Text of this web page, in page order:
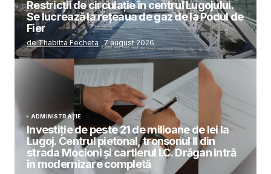
Restricții de circulație în centrul Lugojului.
Se lucrează la rețeaua de gaz de la Podul de
Fier
de Thabitta Fecheta 7 august 2026
ADMINISTRAȚIE
Investiție de peste 21 de milioane de lei la
Lugoj. Centrul pietonal, tronsonul II din
strada Mocioni și cartierul I.C. Drăgan intră
în modernizare completă